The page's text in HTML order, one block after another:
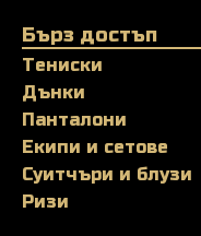
Бърз достъп
Тениски
Дънки
Панталони
Екипи и сетове
Суитчъри и блузи
Ризи